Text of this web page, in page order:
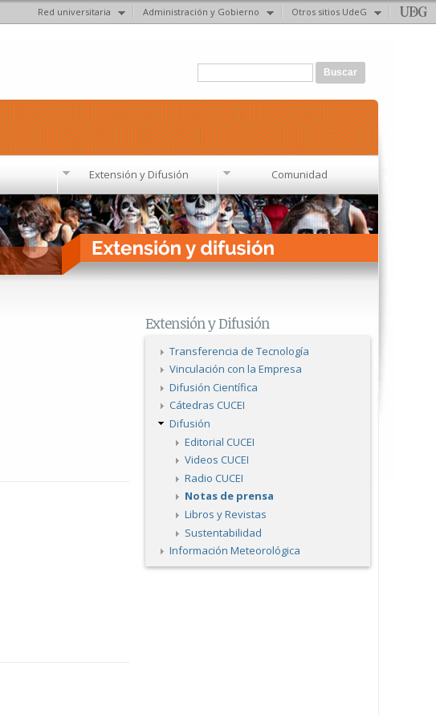
Red universitaria Administración y Gobierno Otros sitios UdeG
Formulario de búsqueda
Extensión y Difusión Comunidad
Extensión y Difusión
Transferencia de Tecnología
Vinculación con la Empresa
Difusión Científica
Cátedras CUCEI
Difusión
Editorial CUCEI
Videos CUCEI
Radio CUCEI
Notas de prensa
Libros y Revistas
Sustentabilidad
Información Meteorológica